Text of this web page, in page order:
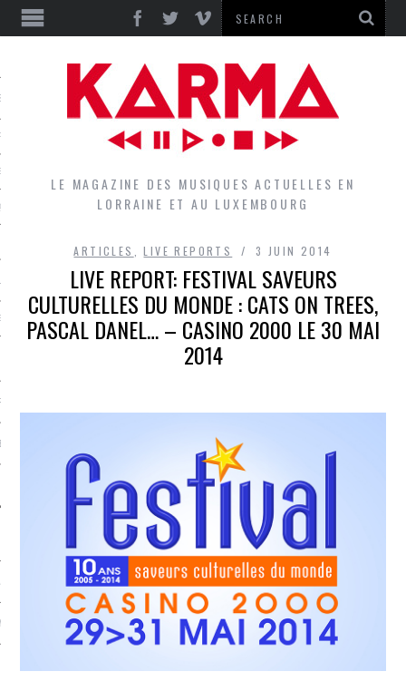
GROUPES DU LOCAL
LE MAGAZINE DES MUSIQUES ACTUELLES EN
LORRAINE ET AU LUXEMBOURG
ARTICLES ,LIVE REPORTS 3 JUIN 2014
LIVE REPORT: FESTIVAL SAVEURS
CULTURELLES DU MONDE : CATS ON TREES,
PASCAL DANEL… – CASINO 2000 LE 30 MAI
2014